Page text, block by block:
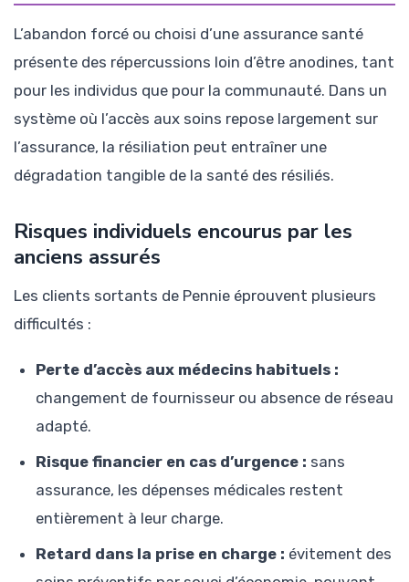
L’abandon forcé ou choisi d’une assurance santé
présente des répercussions loin d’être anodines, tant
pour les individus que pour la communauté. Dans un
système où l’accès aux soins repose largement sur
l’assurance, la résiliation peut entraîner une
dégradation tangible de la santé des résiliés.
Risques individuels encourus par les
anciens assurés
Les clients sortants de Pennie éprouvent plusieurs
difficultés :
Perte d’accès aux médecins habituels :
changement de fournisseur ou absence de réseau
adapté.
Risque financier en cas d’urgence : sans
assurance, les dépenses médicales restent
entièrement à leur charge.
Retard dans la prise en charge : évitement des